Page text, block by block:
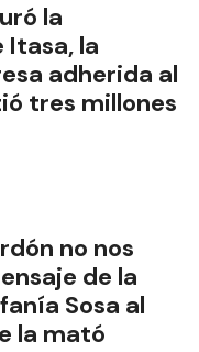
la
Itasa, la
adherida al
tres millones
no nos
de la
Sosa al
la mató